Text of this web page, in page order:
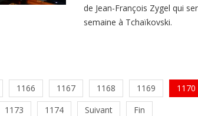
de Jean-François Zygel qui
semaine à Tchaïkovski.
1166 1167 1168 1169 1170
1173
1174 Suivant Fin